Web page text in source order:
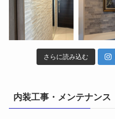
さらに読み込む
内装工事・メンテナンス